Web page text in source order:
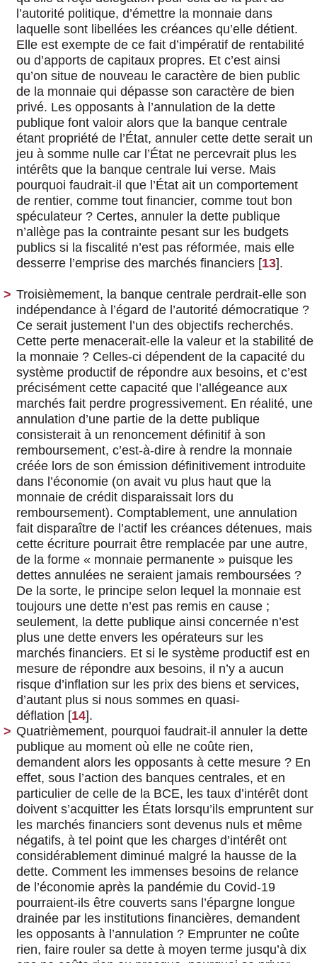
l’autorité politique, d’émettre la monnaie dans
laquelle sont libellées les créances qu’elle détient.
Elle est exempte de ce fait d’impératif de rentabilité
ou d’apports de capitaux propres. Et c’est ainsi
qu’on situe de nouveau le caractère de bien public
de la monnaie qui dépasse son caractère de bien
privé. Les opposants à l’annulation de la dette
publique font valoir alors que la banque centrale
étant propriété de l’État, annuler cette dette serait un
jeu à somme nulle car l’État ne percevrait plus les
intérêts que la banque centrale lui verse. Mais
pourquoi faudrait-il que l’État ait un comportement
de rentier, comme tout financier, comme tout bon
spéculateur ? Certes, annuler la dette publique
n’allège pas la contrainte pesant sur les budgets
publics si la fiscalité n’est pas réformée, mais elle
desserre l’emprise des marchés financiers [13].
Troisièmement, la banque centrale perdrait-elle son
indépendance à l’égard de l’autorité démocratique ?
Ce serait justement l’un des objectifs recherchés.
Cette perte menacerait-elle la valeur et la stabilité de
la monnaie ? Celles-ci dépendent de la capacité du
système productif de répondre aux besoins, et c’est
précisément cette capacité que l’allégeance aux
marchés fait perdre progressivement. En réalité, une
annulation d’une partie de la dette publique
consisterait à un renoncement définitif à son
remboursement, c’est-à-dire à rendre la monnaie
créée lors de son émission définitivement introduite
dans l’économie (on avait vu plus haut que la
monnaie de crédit disparaissait lors du
remboursement). Comptablement, une annulation
fait disparaître de l’actif les créances détenues, mais
cette écriture pourrait être remplacée par une autre,
de la forme « monnaie permanente » puisque les
dettes annulées ne seraient jamais remboursées ?
De la sorte, le principe selon lequel la monnaie est
toujours une dette n’est pas remis en cause ;
seulement, la dette publique ainsi concernée n’est
plus une dette envers les opérateurs sur les
marchés financiers. Et si le système productif est en
mesure de répondre aux besoins, il n’y a aucun
risque d’inflation sur les prix des biens et services,
d’autant plus si nous sommes en quasi-
déflation [14].
Quatrièmement, pourquoi faudrait-il annuler la dette
publique au moment où elle ne coûte rien,
demandent alors les opposants à cette mesure ? En
effet, sous l’action des banques centrales, et en
particulier de celle de la BCE, les taux d’intérêt dont
doivent s’acquitter les États lorsqu’ils empruntent sur
les marchés financiers sont devenus nuls et même
négatifs, à tel point que les charges d’intérêt ont
considérablement diminué malgré la hausse de la
dette. Comment les immenses besoins de relance
de l’économie après la pandémie du Covid-19
pourraient-ils être couverts sans l’épargne longue
drainée par les institutions financières, demandent
les opposants à l’annulation ? Emprunter ne coûte
rien, faire rouler sa dette à moyen terme jusqu’à dix